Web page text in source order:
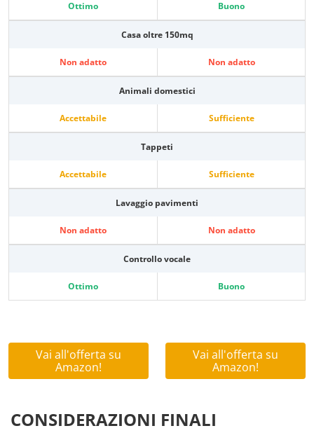
Ottimo Buono
Casa oltre 150mq
Non adatto Non adatto
Animali domestici
Accettabile Sufficiente
Tappeti
Accettabile Sufficiente
Lavaggio pavimenti
Non adatto Non adatto
Controllo vocale
Ottimo Buono
Vai all'offerta su
Amazon!
Vai all'offerta su
Amazon!
CONSIDERAZIONI FINALI